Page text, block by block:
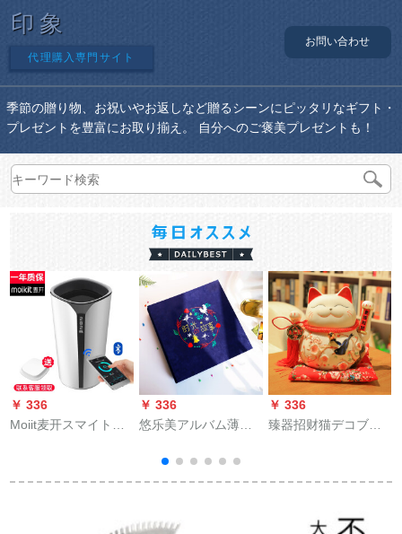
印象
代理購入専門サイト
お問い合わせ
季節の贈り物、お祝いやお返しなど贈るシーンにピッタリなギフト・
プレゼントを豊富にお取り揃え。 自分へのご褒美プレゼントも！
￥ 336
Moiit麦开スマイトレ
にプロシュートしま
￥ 336
悠乐美アルバム薄い
成长アルバムム家庭
アルバム本教师の日
プロモーション结业
￥ 336
臻器招财猫デコブが
りました。猫の电动
ます。店と风の家で